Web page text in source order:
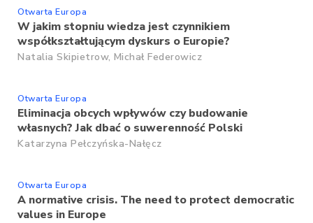
Otwarta Europa
W jakim stopniu wiedza jest czynnikiem
współkształtującym dyskurs o Europie?
Natalia Skipietrow, Michał Federowicz
Otwarta Europa
Eliminacja obcych wpływów czy budowanie
własnych? Jak dbać o suwerenność Polski
Katarzyna Pełczyńska-Nałęcz
Otwarta Europa
A normative crisis. The need to protect democratic
values in Europe